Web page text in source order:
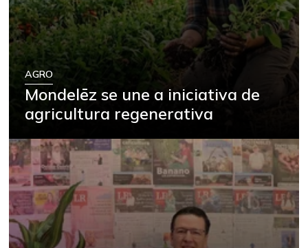
AGRO
Mondelēz se une a iniciativa de
agricultura regenerativa